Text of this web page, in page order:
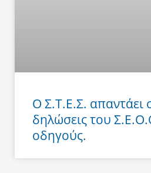
Ο Σ.Τ.Ε.Σ. απαντάει
δηλώσεις του
οδηγούς.